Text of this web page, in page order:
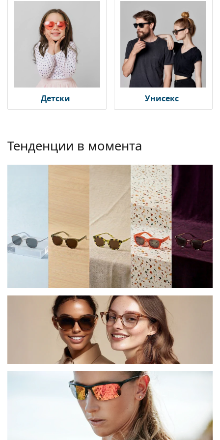
Всички марки
Детски Унисекс
Тенденции в момента